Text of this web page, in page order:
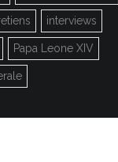
interviews
Papa Leone XIV